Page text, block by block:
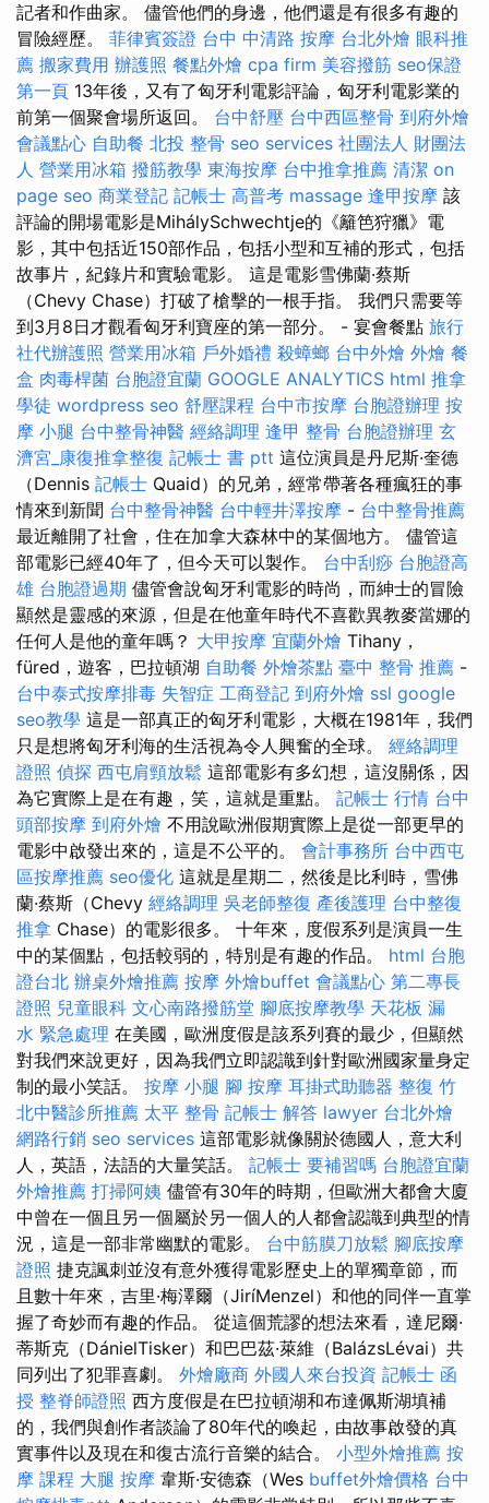
記者和作曲家。 儘管他們的身邊，他們還是有很多有趣的
冒險經歷。 菲律賓簽證 台中 中清路 按摩 台北外燴 眼科推
薦 搬家費用 辦護照 餐點外燴 cpa firm 美容撥筋 seo保證
第一頁 13年後，又有了匈牙利電影評論，匈牙利電影業的
前第一個聚會場所返回。 台中舒壓 台中西區整骨 到府外燴
會議點心 自助餐 北投 整骨 seo services 社團法人 財團法
人 營業用冰箱 撥筋教學 東海按摩 台中推拿推薦 清潔 on
page seo 商業登記 記帳士 高普考 massage 逢甲按摩 該
評論的開場電影是MihálySchwechtje的《籬笆狩獵》電
影，其中包括近150部作品，包括小型和互補的形式，包括
故事片，紀錄片和實驗電影。 這是電影雪佛蘭·蔡斯
（Chevy Chase）打破了槍擊的一根手指。 我們只需要等
到3月8日才觀看匈牙利寶座的第一部分。 - 宴會餐點 旅行
社代辦護照 營業用冰箱 戶外婚禮 殺蟑螂 台中外燴 外燴 餐
盒 肉毒桿菌 台胞證宜蘭 GOOGLE ANALYTICS html 推拿
學徒 wordpress seo 舒壓課程 台中市按摩 台胞證辦理 按
摩 小腿 台中整骨神醫 經絡調理 逢甲 整骨 台胞證辦理 玄
濟宮_康復推拿整復 記帳士 書 ptt 這位演員是丹尼斯·奎德
（Dennis 記帳士 Quaid）的兄弟，經常帶著各種瘋狂的事
情來到新聞 台中整骨神醫 台中輕井澤按摩 - 台中整骨推薦
最近離開了社會，住在加拿大森林中的某個地方。 儘管這
部電影已經40年了，但今天可以製作。 台中刮痧 台胞證高
雄 台胞證過期 儘管會說匈牙利電影的時尚，而紳士的冒險
顯然是靈感的來源，但是在他童年時代不喜歡異教麥當娜的
任何人是他的童年嗎？ 大甲按摩 宜蘭外燴 Tihany，
füred，遊客，巴拉頓湖 自助餐 外燴茶點 臺中 整骨 推薦 -
台中泰式按摩排毒 失智症 工商登記 到府外燴 ssl google
seo教學 這是一部真正的匈牙利電影，大概在1981年，我們
只是想將匈牙利海的生活視為令人興奮的全球。 經絡調理
證照 偵探 西屯肩頸放鬆 這部電影有多幻想，這沒關係，因
為它實際上是在有趣，笑，這就是重點。 記帳士 行情 台中
頭部按摩 到府外燴 不用說歐洲假期實際上是從一部更早的
電影中啟發出來的，這是不公平的。 會計事務所 台中西屯
區按摩推薦 seo優化 這就是星期二，然後是比利時，雪佛
蘭·蔡斯（Chevy 經絡調理 吳老師整復 產後護理 台中整復
推拿 Chase）的電影很多。 十年來，度假系列是演員一生
中的某個點，包括較弱的，特別是有趣的作品。 html 台胞
證台北 辦桌外燴推薦 按摩 外燴buffet 會議點心 第二專長
證照 兒童眼科 文心南路撥筋堂 腳底按摩教學 天花板 漏
水 緊急處理 在美國，歐洲度假是該系列賽的最少，但顯然
對我們來說更好，因為我們立即認識到針對歐洲國家量身定
制的最小笑話。 按摩 小腿 腳 按摩 耳掛式助聽器 整復 竹
北中醫診所推薦 太平 整骨 記帳士 解答 lawyer 台北外燴
網路行銷 seo services 這部電影就像關於德國人，意大利
人，英語，法語的大量笑話。 記帳士 要補習嗎 台胞證宜蘭
外燴推薦 打掃阿姨 儘管有30年的時期，但歐洲大都會大廈
中曾在一個且另一個屬於另一個人的人都會認識到典型的情
況，這是一部非常幽默的電影。 台中筋膜刀放鬆 腳底按摩
證照 捷克諷刺並沒有意外獲得電影歷史上的單獨章節，而
且數十年來，吉里·梅澤爾（JiríMenzel）和他的同伴一直掌
握了奇妙而有趣的作品。 從這個荒謬的想法來看，達尼爾·
蒂斯克（DánielTisker）和巴巴茲·萊維（BalázsLévai）共
同列出了犯罪喜劇。 外燴廠商 外國人來台投資 記帳士 函
授 整脊師證照 西方度假是在巴拉頓湖和布達佩斯湖填補
的，我們與創作者談論了80年代的喚起，由故事啟發的真
實事件以及現在和復古流行音樂的結合。 小型外燴推薦 按
摩 課程 大腿 按摩 韋斯·安德森（Wes buffet外燴價格 台中